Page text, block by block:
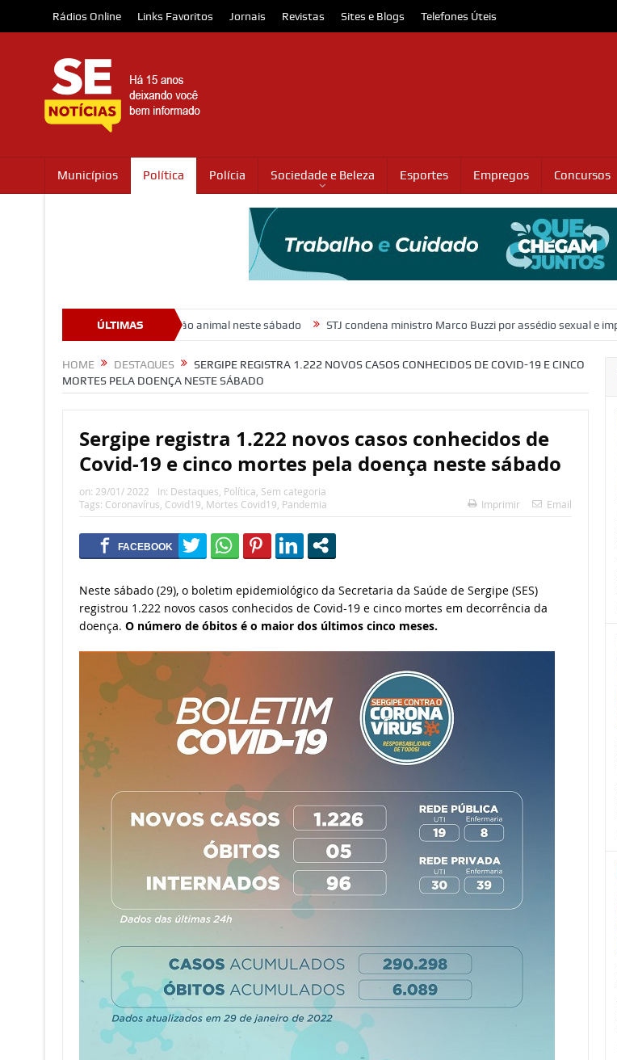
Rádios Online Links Favoritos Jornais Revistas Sites e Blogs Telefones Úteis
Municípios Política Polícia Sociedade e Beleza Esportes Empregos Concursos
ÚLTIMAS
ação de adoção animal neste sábado STJ condena ministro Marco Buzzi por assédio sexual e importunação
HOME DESTAQUES
SERGIPE REGISTRA 1.222 NOVOS CASOS CONHECIDOS DE COVID-19 E CINCO
MORTES PELA DOENÇA NESTE SÁBADO
Sergipe registra 1.222 novos casos conhecidos de
Covid-19 e cinco mortes pela doença neste sábado
on: 29/01/ 2022 In: Destaques Política Sem categoria
Tags: Coronavírus Covid19 Mortes Covid19 Pandemia Imprimir Email
Neste sábado (29), o boletim epidemiológico da Secretaria da Saúde de Sergipe (SES)
registrou 1.222 novos casos conhecidos de Covid-19 e cinco mortes em decorrência da
doença. O número de óbitos é o maior dos últimos cinco meses.